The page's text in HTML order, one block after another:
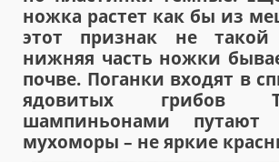
ножка растет как бы из
этот признак не
нижняя часть ножки
почве. Поганки входят в
ядовитых грибов
шампиньонами путают
мухоморы – не яркие